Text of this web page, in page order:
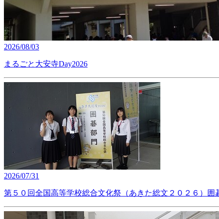
2026/08/03
まるごと大安寺Day2026
2026/07/31
第５０回全国高等学校総合文化祭（あきた総文２０２６）囲